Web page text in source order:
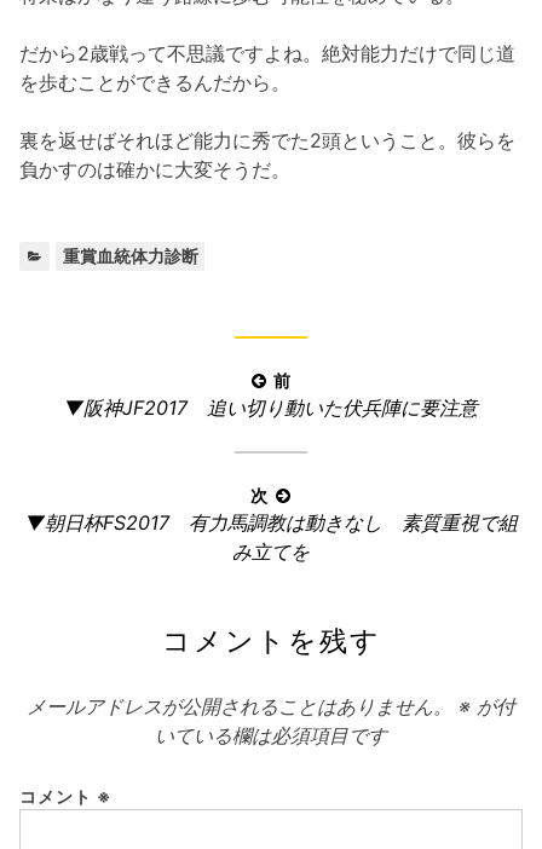
だから2歳戦って不思議ですよね。絶対能力だけで同じ道
を歩むことができるんだから。
裏を返せばそれほど能力に秀でた2頭ということ。彼らを
負かすのは確かに大変そうだ。
重賞血統体力診断
ゲ
前
前
▼阪神JF2017 追い切り動いた伏兵陣に要注意
次
次
▼朝日杯FS2017 有力馬調教は動きなし 素質重視で組
み立てを
コメントを残す
メールアドレスが公開されることはありません。 ※ が付
いている欄は必須項目です
コメント ※